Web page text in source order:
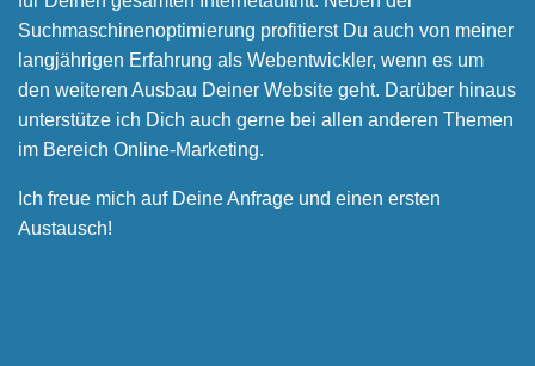
Suchmaschinenoptimierung profitierst Du auch von meiner
langjährigen Erfahrung als Webentwickler, wenn es um
den weiteren Ausbau Deiner Website geht. Darüber hinaus
unterstütze ich Dich auch gerne bei allen anderen Themen
im Bereich Online-Marketing.
Ich freue mich auf Deine Anfrage und einen ersten
Austausch!